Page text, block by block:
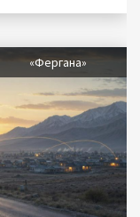
«Фергана»